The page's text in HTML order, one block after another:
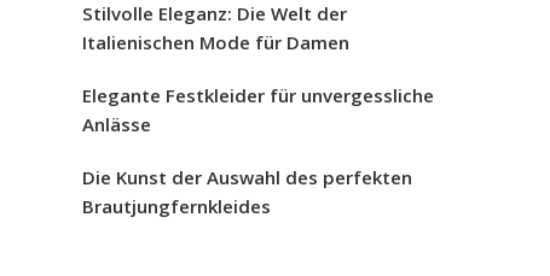
Stilvolle Eleganz: Die Welt der
Italienischen Mode für Damen
Elegante Festkleider für unvergessliche
Anlässe
Die Kunst der Auswahl des perfekten
Brautjungfernkleides